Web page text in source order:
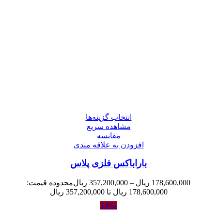
انتخاب گزینه‌ها
مشاهده سریع
مقایسه
افزودن به علاقه مندی
باراباکس فلزی پلاس
178,600,000 ریال –
357,200,000 ریالمحدوده قیمت:
178,600,000 ریال تا 357,200,000 ریال
-14%